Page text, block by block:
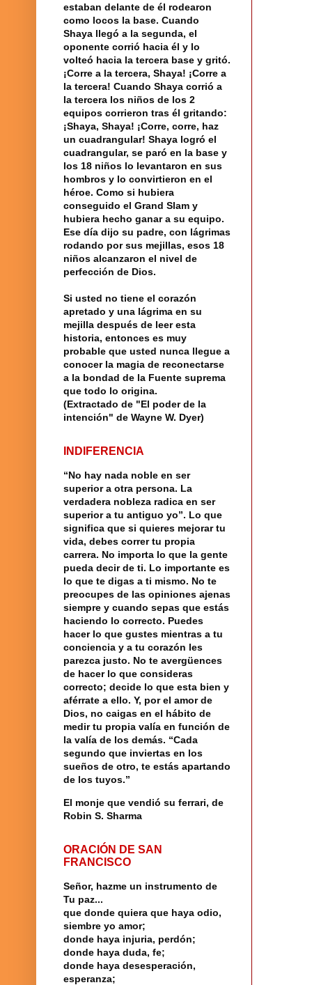
estaban delante de él rodearon
como locos la base. Cuando
Shaya llegó a la segunda, el
oponente corrió hacia él y lo
volteó hacia la tercera base y gritó.
¡Corre a la tercera, Shaya! ¡Corre a
la tercera! Cuando Shaya corrió a
la tercera los niños de los 2
equipos corrieron tras él gritando:
¡Shaya, Shaya! ¡Corre, corre, haz
un cuadrangular! Shaya logró el
cuadrangular, se paró en la base y
los 18 niños lo levantaron en sus
hombros y lo convirtieron en el
héroe. Como si hubiera
conseguido el Grand Slam y
hubiera hecho ganar a su equipo.
Ese día dijo su padre, con lágrimas
rodando por sus mejillas, esos 18
niños alcanzaron el nivel de
perfección de Dios.
Si usted no tiene el corazón
apretado y una lágrima en su
mejilla después de leer esta
historia, entonces es muy
probable que usted nunca llegue a
conocer la magia de reconectarse
a la bondad de la Fuente suprema
que todo lo origina.
(Extractado de "El poder de la
intención" de Wayne W. Dyer)
INDIFERENCIA
“No hay nada noble en ser
superior a otra persona. La
verdadera nobleza radica en ser
superior a tu antiguo yo”. Lo que
significa que si quieres mejorar tu
vida, debes correr tu propia
carrera. No importa lo que la gente
pueda decir de ti. Lo importante es
lo que te digas a ti mismo. No te
preocupes de las opiniones ajenas
siempre y cuando sepas que estás
haciendo lo correcto. Puedes
hacer lo que gustes mientras a tu
conciencia y a tu corazón les
parezca justo. No te avergüences
de hacer lo que consideras
correcto; decide lo que esta bien y
aférrate a ello. Y, por el amor de
Dios, no caigas en el hábito de
medir tu propia valía en función de
la valía de los demás. “Cada
segundo que inviertas en los
sueños de otro, te estás apartando
de los tuyos.”
El monje que vendió su ferrari, de
Robin S. Sharma
ORACIÓN DE SAN
FRANCISCO
Señor, hazme un instrumento de
Tu paz...
que donde quiera que haya odio,
siembre yo amor;
donde haya injuria, perdón;
donde haya duda, fe;
donde haya desesperación,
esperanza;